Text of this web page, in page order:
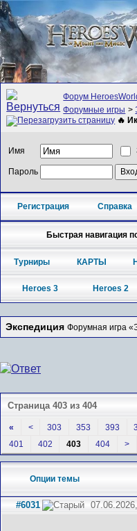
Форум
Форумные игры >
🔥
Имя
Пароль
Регистрация Справка
Быстрая навигация
Турниры КАРТЫ
Heroes 3 Heroes 2
Экспедиция Форумная игра
Страница 403 из 404
« < 303 353 393
401
402 403 404 >
Опции темы
#6031